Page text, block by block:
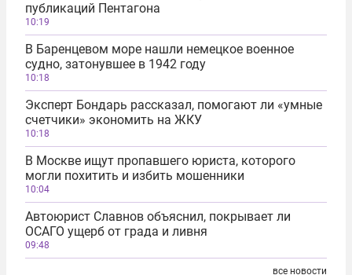
публикаций Пентагона
10:19
В Баренцевом море нашли немецкое военное
судно, затонувшее в 1942 году
10:18
Эксперт Бондарь рассказал, помогают ли «умные
счетчики» экономить на ЖКУ
10:18
В Москве ищут пропавшего юриста, которого
могли похитить и избить мошенники
10:04
Автоюрист Славнов объяснил, покрывает ли
ОСАГО ущерб от града и ливня
09:48
все новости